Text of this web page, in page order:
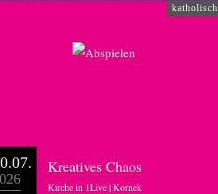
katholisch
Kreatives Chaos
Kirche in 1Live | Kornek